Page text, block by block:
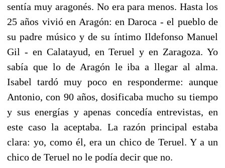
sentía muy aragonés. No era para menos. Hasta los
25 años vivió en Aragón: en Daroca - el pueblo de
su padre músico y de su íntimo Ildefonso Manuel
Gil - en Calatayud, en Teruel y en Zaragoza. Yo
sabía que lo de Aragón le iba a llegar al alma.
Isabel tardó muy poco en responderme: aunque
Antonio, con 90 años, dosificaba mucho su tiempo
y sus energías y apenas concedía entrevistas, en
este caso la aceptaba. La razón principal estaba
clara: yo, como él, era un chico de Teruel. Y a un
chico de Teruel no le podía decir que no.